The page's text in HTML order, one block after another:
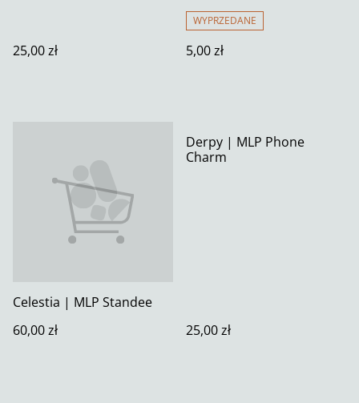
25,00 zł
WYPRZEDANE
5,00 zł
Celestia | MLP Standee
60,00 zł
Derpy | MLP Phone
Charm
25,00 zł